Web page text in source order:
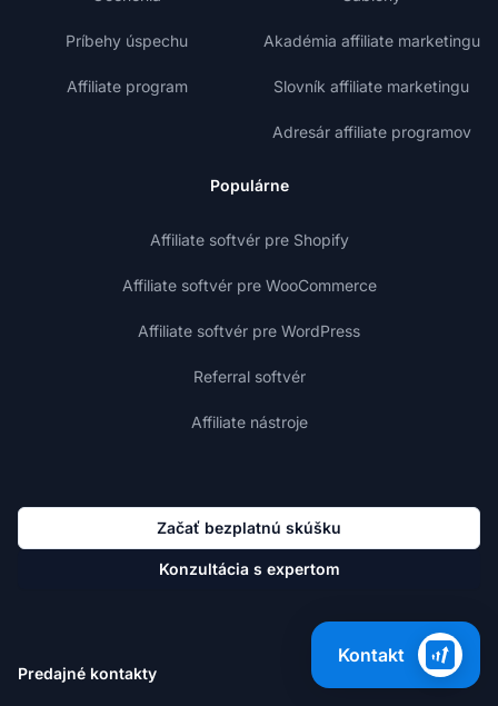
Príbehy úspechu
Affiliate program
Akadémia affiliate marketingu
Slovník affiliate marketingu
Adresár affiliate programov
Populárne
Affiliate softvér pre Shopify
Affiliate softvér pre WooCommerce
Affiliate softvér pre WordPress
Referral softvér
Affiliate nástroje
Začať bezplatnú skúšku
Konzultácia s expertom
Predajné kontakty
Kontakt